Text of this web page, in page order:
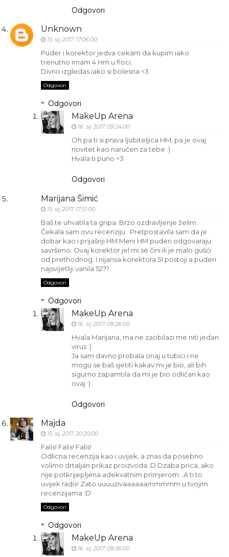
Odgovori
Unknown
15. sij 2017. 17:06:00
Puder i korektor jedva cekam da kupim iako
trenutno imam 4 Hm u fioci.
Divno izgledas iako si bolesna <3
Odgovori
Odgovori
MakeUp Arena
16. sij 2017. 09:24:00
Oh pa ti si prava ljubiteljica HM, pa je ovaj
novitet kao naručen za tebe :)
Hvala ti puno <3
Odgovori
Marijana Šimić
15. sij 2017. 17:51:00
Baš te uhvatila ta gripa. Brzo ozdravljenje želim.
Čekala sam ovu recenziju . Pretpostavila sam da je
dobar kao i prijašnji HM.Meni HM puderi odgovaraju
savršeno. Ovaj korektor jel mi se čini ili je malo gušći
od prethodnog. I nijansa korektora 51 postoji a puderi
najsvijetliji vanila 52??
Odgovori
Odgovori
MakeUp Arena
16. sij 2017. 09:26:00
Hvala Marijana, ma ne zaobilazi me niti jedan
virus :)
Ja sam davno probala onaj u tubici i ne
mogu se baš sjetiti kakav mi je bio, ali bih
sigurno zapamtila da mi je bio odličan kao
ovaj :)
Odgovori
Majda
15. sij 2017. 20:20:00
Falis! Falis! Falis!
Odlicna recenzija kao i uvijek, a znas da posebno
volimo drtaljan prikaz proizvoda :D Dzaba prica, ako
nije potkrijepljena adekvatnim primjerom...A ti to
uvijek radis! Zato uuuuzivaaaaaammmmm u tvojim
recenzijama :D
Odgovori
Odgovori
MakeUp Arena
16. sij 2017. 09:36:00